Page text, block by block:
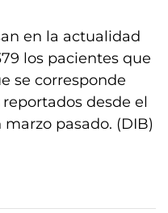
en la actualidad
los pacientes que
se corresponde
reportados desde el
pasado. (DIB)